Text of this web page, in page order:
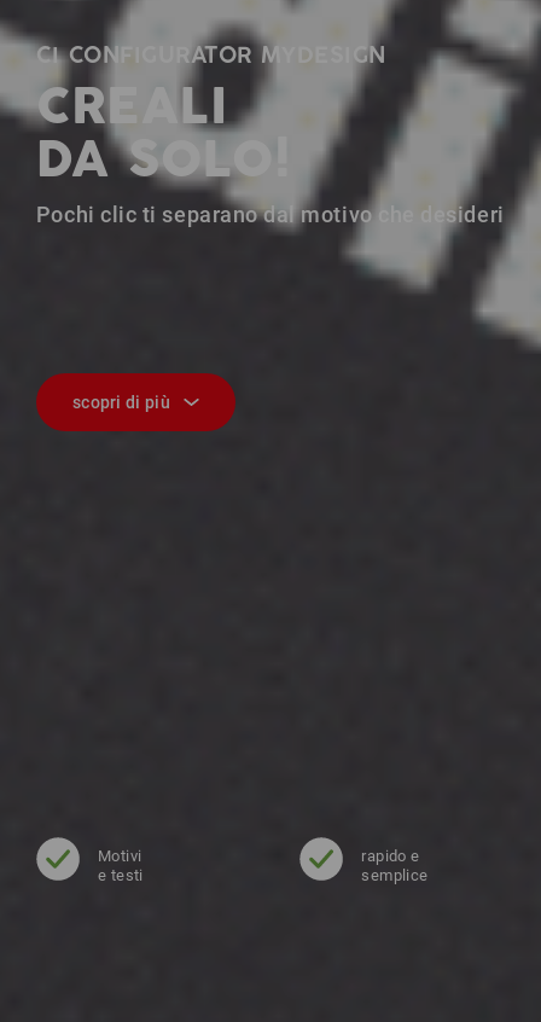
CI CONFIGURATOR MYDESIGN
CREALI
DA SOLO!
Pochi clic ti separano dal motivo che desideri
scopri di più
Motivi
e testi
rapido e
semplice